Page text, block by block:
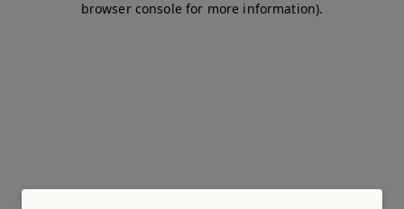
browser console for more information).